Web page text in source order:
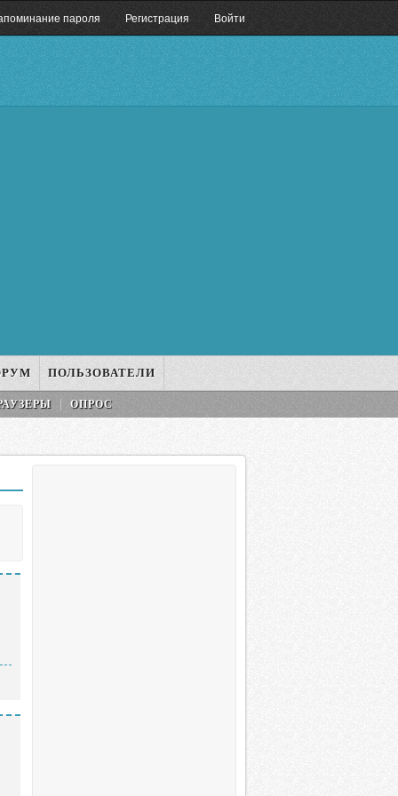
пароля Регистрация Войти
ПОЛЬЗОВАТЕЛИ
ОПРОС